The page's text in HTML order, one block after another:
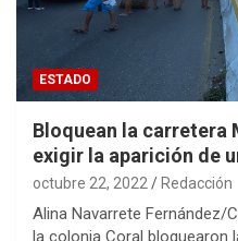
ESTADO
Bloquean la carretera
exigir la aparición de
octubre 22, 2022 Redacción
Alina Navarrete Fernández/
la colonia Coral bloquearon